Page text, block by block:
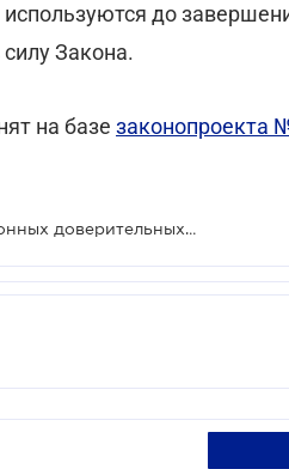
до
Закона.
на базе законопроекта
Законодатель урегулировал сферу электронных доверительных услуг